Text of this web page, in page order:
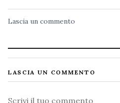
Lascia un commento
LASCIA UN COMMENTO
Commento